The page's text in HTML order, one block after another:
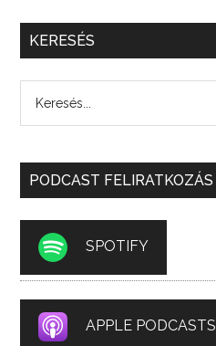
KERESÉS
PODCAST FELIRATKOZÁS
SPOTIFY
APPLE PODCASTS